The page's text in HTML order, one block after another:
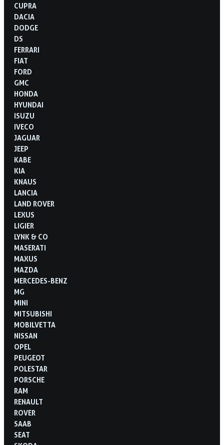
CUPRA
DACIA
DODGE
DS
FERRARI
FIAT
FORD
GMC
HONDA
HYUNDAI
ISUZU
IVECO
JAGUAR
JEEP
KABE
KIA
KNAUS
LANCIA
LAND ROVER
LEXUS
LIGIER
LYNK & CO
MASERATI
MAXUS
MAZDA
MERCEDES-BENZ
MG
MINI
MITSUBISHI
MOBILVETTA
NISSAN
OPEL
PEUGEOT
POLESTAR
PORSCHE
RAM
RENAULT
ROVER
SAAB
SEAT